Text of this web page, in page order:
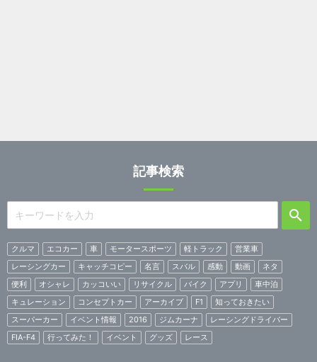
記事検索
クルマ エコカー 車 モータースポーツ 軽トラック
営業車
レーシングカー
キャッチコピー 名言 スバル 感動 動画
ネタ
便利
オシャレ カッコいい リサイクル バイク アプリ
車中泊
キュレーション
コンセプトカー アーカイブ F1
知っておきたい
スーパーカー
イベント情報 2016 ジムカーナ
レーシングドライバー
FIA-F4
行ってみた！ イベント グッズ レース